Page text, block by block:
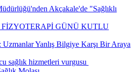
Akçakale'de "Sağlıklı
GÜNÜ KUTLU
Uzmanlar Yanlış Bilgiye Karşı Bir Araya
sağlık hizmetleri vurgusu